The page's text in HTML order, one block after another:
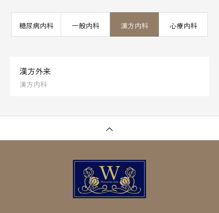
糖尿病内科 一般内科 漢方内科 心療内科
漢方外来
漢方内科